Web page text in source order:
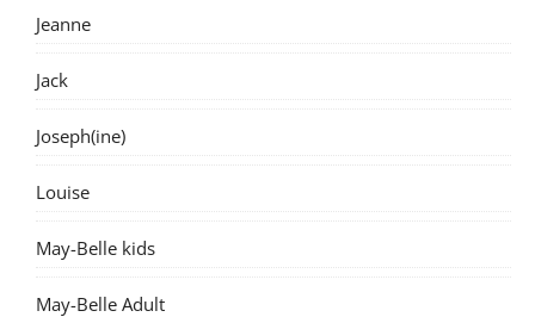
Jeanne
Jack
Joseph(ine)
Louise
May-Belle kids
May-Belle Adult